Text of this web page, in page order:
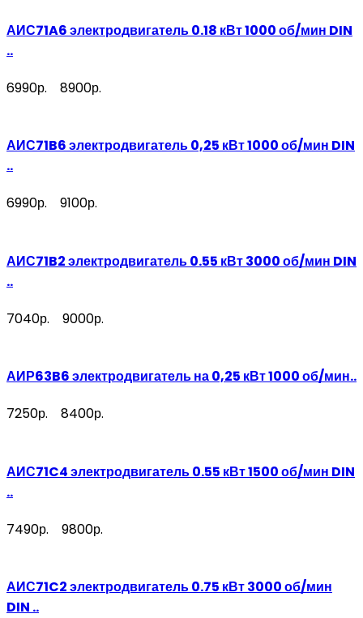
АИС71A6 электродвигатель 0.18 кВт 1000 об/мин DIN
..
6990р. 8900р.
АИС71B6 электродвигатель 0,25 кВт 1000 об/мин DIN
..
6990р. 9100р.
АИС71B2 электродвигатель 0.55 кВт 3000 об/мин DIN
..
7040р. 9000р.
АИР63B6 электродвигатель на 0,25 кВт 1000 об/мин..
7250р. 8400р.
АИС71C4 электродвигатель 0.55 кВт 1500 об/мин DIN
..
7490р. 9800р.
АИС71C2 электродвигатель 0.75 кВт 3000 об/мин
DIN ..